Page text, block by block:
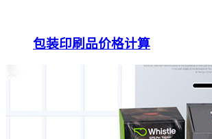
包装印刷品价格计算